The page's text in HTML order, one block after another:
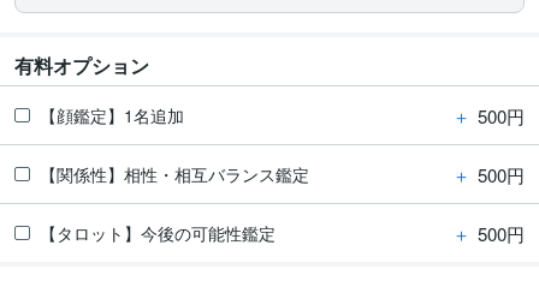
有料オプション
【顔鑑定】1名追加 ＋ 500円
【関係性】相性・相互バランス鑑定 ＋ 500円
【タロット】今後の可能性鑑定 ＋ 500円